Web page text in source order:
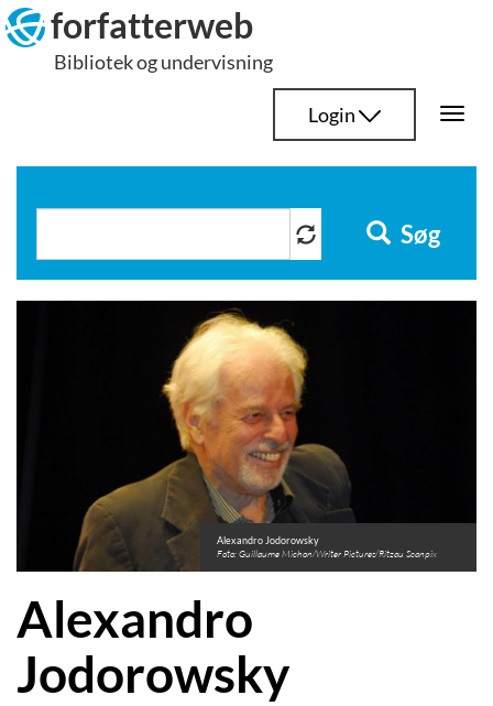
Hop
til
indhold
forfatterweb
Bibliotek og undervisning
Login
Søg
Alexandro Jodorowsky
Foto: Guillaume Michon/Writer Pictures/Ritzau Scanpix
Alexandro
Jodorowsky